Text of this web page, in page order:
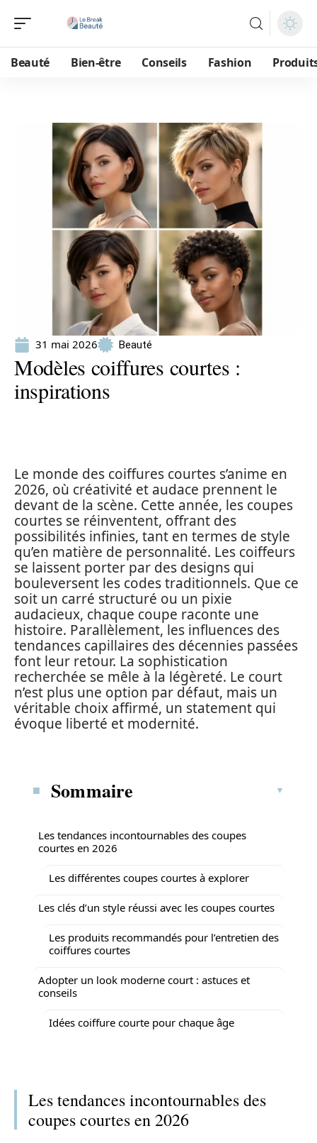
Beauté Bien-être Conseils Fashion
31 mai 2026 Beauté
Modèles coiffures courtes :
inspirations
Le monde des coiffures courtes s’anime en
2026, où créativité et audace prennent le
devant de la scène. Cette année, les coupes
courtes se réinventent, offrant des
possibilités infinies, tant en termes de style
qu’en matière de personnalité. Les coiffeurs
se laissent porter par des designs qui
bouleversent les codes traditionnels. Que ce
soit un carré structuré ou un pixie
audacieux, chaque coupe raconte une
histoire. Parallèlement, les influences des
tendances capillaires des décennies passées
font leur retour. La sophistication
recherchée se mêle à la légèreté. Le court
n’est plus une option par défaut, mais un
véritable choix affirmé, un statement qui
évoque liberté et modernité.
Sommaire
Les tendances incontournables des coupes
courtes en 2026
Les différentes coupes courtes à explorer
Les clés d’un style réussi avec les coupes courtes
Les produits recommandés pour l’entretien des
coiffures courtes
Adopter un look moderne court : astuces et
conseils
Idées coiffure courte pour chaque âge
Les tendances incontournables des
coupes courtes en 2026